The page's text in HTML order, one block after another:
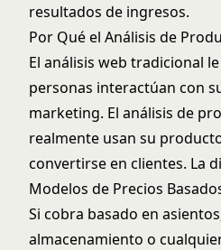
resultados de ingresos.
Por Qué el Análisis de
El análisis web tradicional
personas interactúan con
marketing. El análisis de
realmente usan su
convertirse en clientes. La
Modelos de Precios
Si cobra basado en
almacenamiento o